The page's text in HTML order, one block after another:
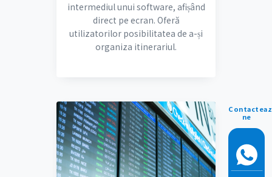
intermediul unui software, afișând
direct pe ecran. Oferă
utilizatorilor posibilitatea de a-și
organiza itinerariul.
ne